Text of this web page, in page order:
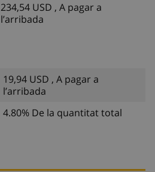
234,54 USD , A pagar a
l’arribada
19,94 USD , A pagar a
l’arribada
4.80% De la quantitat total